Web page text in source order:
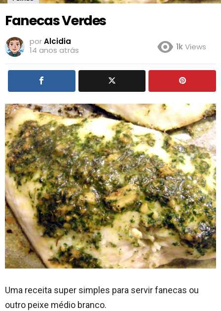
Fanecas Verdes
porAlcidia
14 anos atrás
1kViews
Uma receita super simples para servir fanecas ou
outro peixe médio branco.